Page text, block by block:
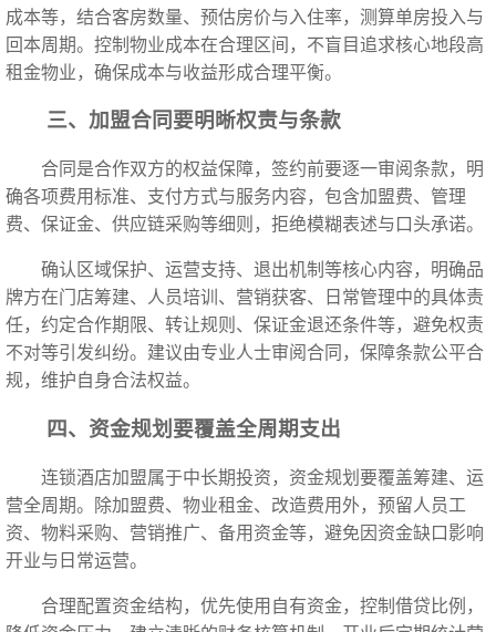
成本等，结合客房数量、预估房价与入住率，测算单房投入与
回本周期。控制物业成本在合理区间，不盲目追求核心地段高
租金物业，确保成本与收益形成合理平衡。
三、加盟合同要明晰权责与条款
合同是合作双方的权益保障，签约前要逐一审阅条款，明
确各项费用标准、支付方式与服务内容，包含加盟费、管理
费、保证金、供应链采购等细则，拒绝模糊表述与口头承诺。
确认区域保护、运营支持、退出机制等核心内容，明确品
牌方在门店筹建、人员培训、营销获客、日常管理中的具体责
任，约定合作期限、转让规则、保证金退还条件等，避免权责
不对等引发纠纷。建议由专业人士审阅合同，保障条款公平合
规，维护自身合法权益。
四、资金规划要覆盖全周期支出
连锁酒店加盟属于中长期投资，资金规划要覆盖筹建、运
营全周期。除加盟费、物业租金、改造费用外，预留人员工
资、物料采购、营销推广、备用资金等，避免因资金缺口影响
开业与日常运营。
合理配置资金结构，优先使用自有资金，控制借贷比例，